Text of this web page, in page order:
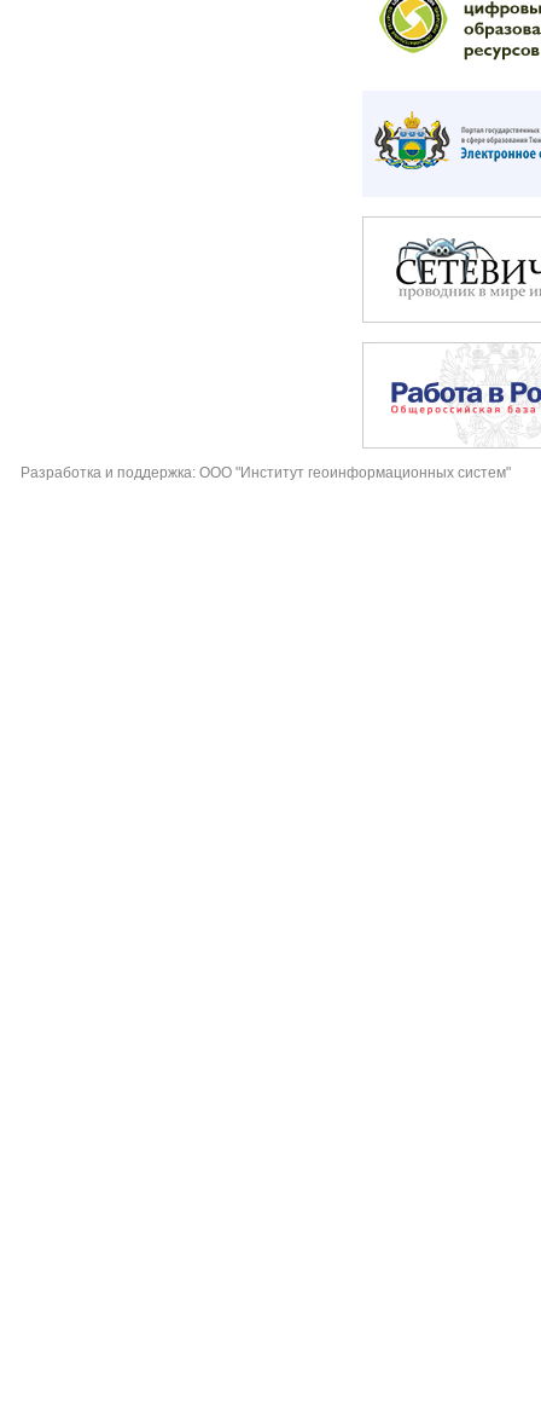
Разработка и поддержка: ООО "Институт геоинформационных систем"